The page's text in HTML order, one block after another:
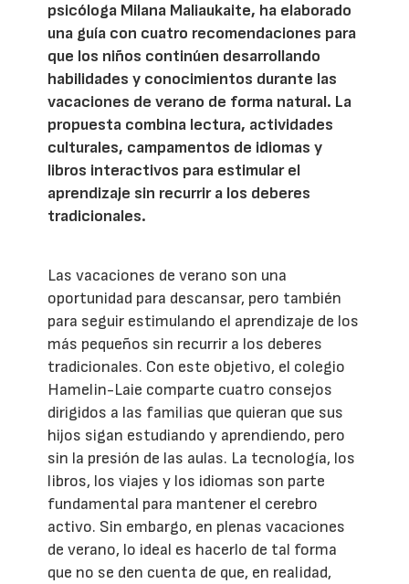
psicóloga Milana Maliaukaite, ha elaborado
una guía con cuatro recomendaciones para
que los niños continúen desarrollando
habilidades y conocimientos durante las
vacaciones de verano de forma natural. La
propuesta combina lectura, actividades
culturales, campamentos de idiomas y
libros interactivos para estimular el
aprendizaje sin recurrir a los deberes
tradicionales.
Las vacaciones de verano son una
oportunidad para descansar, pero también
para seguir estimulando el aprendizaje de los
más pequeños sin recurrir a los deberes
tradicionales. Con este objetivo, el colegio
Hamelin-Laie comparte cuatro consejos
dirigidos a las familias que quieran que sus
hijos sigan estudiando y aprendiendo, pero
sin la presión de las aulas. La tecnología, los
libros, los viajes y los idiomas son parte
fundamental para mantener el cerebro
activo. Sin embargo, en plenas vacaciones
de verano, lo ideal es hacerlo de tal forma
que no se den cuenta de que, en realidad,